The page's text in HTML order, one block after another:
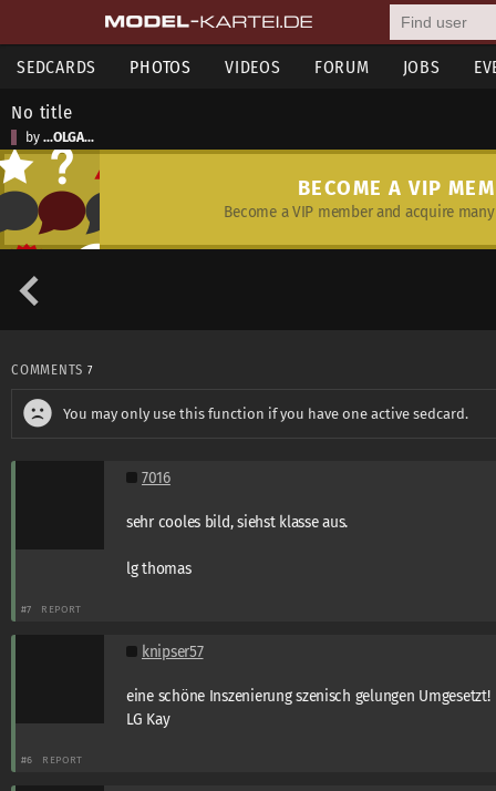
SEDCARDS PHOTOS VIDEOS FORUM JOBS
No title
by ...OLGA...
BECOME A VIP
Become a VIP member and acquire
COMMENTS 7
You may only use this function if you have one active sedcard.
7016
sehr cooles bild, siehst klasse aus.
lg thomas
#7 REPORT
knipser57
eine schöne Inszenierung szenisch gelungen Umgesetzt!
LG Kay
#6 REPORT